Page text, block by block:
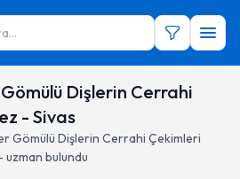
Dişlerin Cerrahi
- Sivas
Gömülü Dişlerin Cerrahi Çekimleri
bulundu